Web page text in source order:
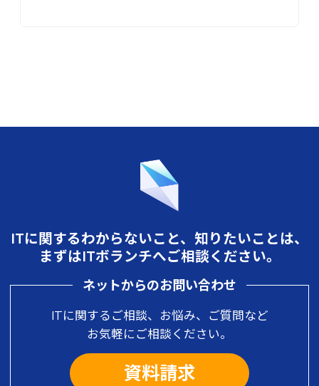
ITに関するわからないこと、知りたいことは、
まずはITボランチへご相談ください。
ネットからのお問い合わせ
ITに関するご相談、お悩み、ご質問など
お気軽にご相談ください。
資料請求